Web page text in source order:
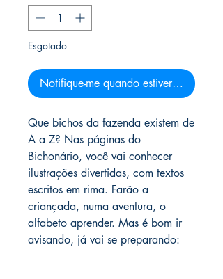
Esgotado
Notifique-me quando estiver disponível
Que bichos da fazenda existem de
A a Z? Nas páginas do
Bichonário, você vai conhecer
ilustrações divertidas, com textos
escritos em rima. Farão a
criançada, numa aventura, o
alfabeto aprender. Mas é bom ir
avisando, já vai se preparando: